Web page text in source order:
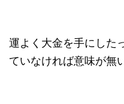
運よく大金を手にした
ていなければ意味が無